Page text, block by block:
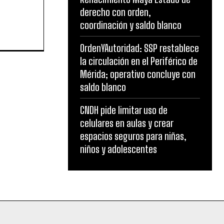
derecho con orden,
coordinación y saldo blanco
OrdenYAutoridad: SSP restablece
la circulación en el Periférico de
Mérida; operativo concluye con
saldo blanco
CNDH pide limitar uso de
celulares en aulas y crear
espacios seguros para niñas,
niños y adolescentes